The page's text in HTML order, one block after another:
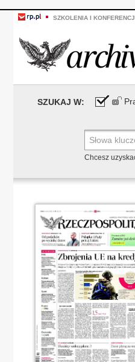
SZKOLENIA I
SZUKAJ W:
Chcesz